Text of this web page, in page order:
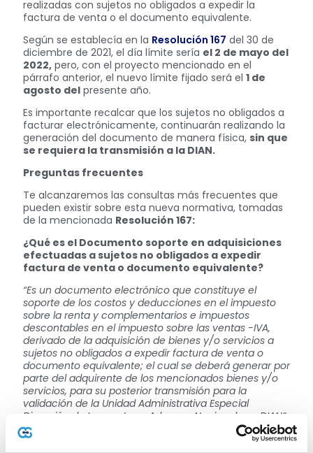
realizadas con sujetos no obligados a expedir la
factura de venta o el documento equivalente.
Según se establecía en la Resolución 167 del 30 de
diciembre de 2021, el día límite sería el 2 de mayo del
2022, pero, con el proyecto mencionado en el
párrafo anterior, el nuevo límite fijado será el 1 de
agosto del presente año.
Es importante recalcar que los sujetos no obligados a
facturar electrónicamente, continuarán realizando la
generación del documento de manera física, sin que
se requiera la transmisión a la DIAN.
Preguntas frecuentes
Te alcanzaremos las consultas más frecuentes que
pueden existir sobre esta nueva normativa, tomadas
de la mencionada Resolución 167:
¿Qué es el Documento soporte en adquisiciones
efectuadas a sujetos no obligados a expedir
factura de venta o documento equivalente?
“Es un documento electrónico que constituye el
soporte de los costos y deducciones en el impuesto
sobre la renta y complementarios e impuestos
descontables en el impuesto sobre las ventas -IVA,
derivado de la adquisición de bienes y/o servicios a
sujetos no obligados a expedir factura de venta o
documento equivalente; el cual se deberá generar por
parte del adquirente de los mencionados bienes y/o
servicios, para su posterior transmisión para la
validación de la Unidad Administrativa Especial
Dirección de Impuestos y Aduanas Nacionales – DIAN”.
¿Qué son y para qué sirven sus notas de ajuste?